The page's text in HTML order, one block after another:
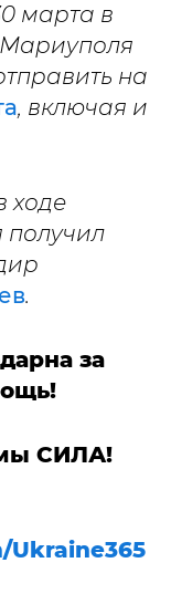
марта в
на
, включая и
ходе
получил
.
за
СИЛА!